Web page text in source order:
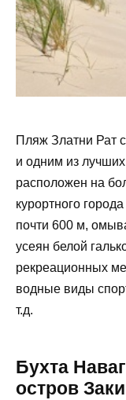
Пляж Златни Рат
и одним из
расположен на
курортного
почти 600 м,
усеян белой
рекреационных
водные виды
т.д.
Бухта
остров